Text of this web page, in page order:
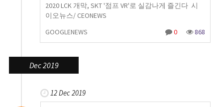
2020 LCK 개막, SKT '점프 VR'로 실감나게 즐긴다 시
이오뉴스/ CEONEWS
GOOGLENEWS
0 868
Dec 2019
12 Dec 2019